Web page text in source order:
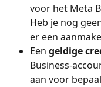
voor het Meta
Heb je nog
er een
Een geldige
Business-
aan voor